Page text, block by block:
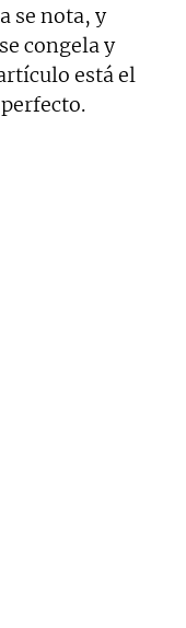
se nota, y
congela y
está el